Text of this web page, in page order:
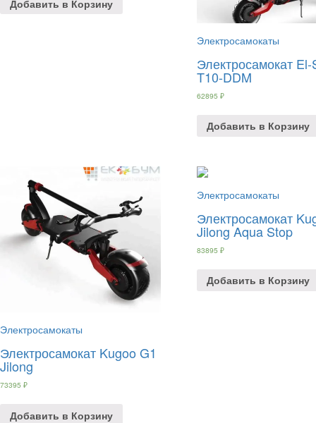
Добавить в Корзину
Электросамокаты
Электросамокат
T10-DDM
62895 ₽
Добавить в Корзину
Электросамокаты
Электросамокат Kugoo G1
Jilong
73395 ₽
Добавить в Корзину
Электросамокаты
Электросамокат
Jilong Aqua Stop
83895 ₽
Добавить в Корзину